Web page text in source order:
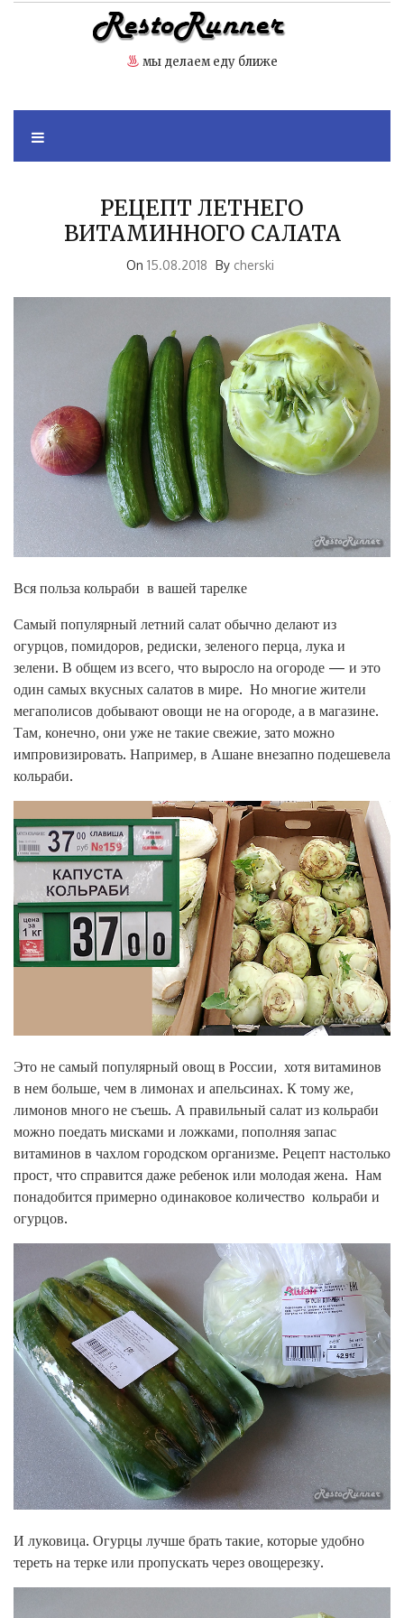
мы делаем еду ближе
РЕЦЕПТ ЛЕТНЕГО
ВИТАМИННОГО САЛАТА
On 15.08.2018 By cherski
Вся польза кольраби в вашей тарелке
Самый популярный летний салат обычно делают из
огурцов, помидоров, редиски, зеленого перца, лука и
зелени. В общем из всего, что выросло на огороде — и это
один самых вкусных салатов в мире. Но многие жители
мегаполисов добывают овощи не на огороде, а в магазине.
Там, конечно, они уже не такие свежие, зато можно
импровизировать. Например, в Ашане внезапно подешевела
кольраби.
Это не самый популярный овощ в России, хотя витаминов
в нем больше, чем в лимонах и апельсинах. К тому же,
лимонов много не съешь. А правильный салат из кольраби
можно поедать мисками и ложками, пополняя запас
витаминов в чахлом городском организме. Рецепт настолько
прост, что справится даже ребенок или молодая жена. Нам
понадобится примерно одинаковое количество кольраби и
огурцов.
И луковица. Огурцы лучше брать такие, которые удобно
тереть на терке или пропускать через овощерезку.